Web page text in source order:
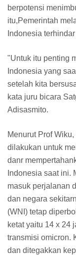
berpotensi
itu,Pemerintah
Indonesia
"Untuk itu penting
Indonesia yang
setelah kita
kata juru bicara
Adisasmito.
Menurut Prof
dilakukan untuk
danr
Indonesia saat ini.
masuk perjalanan
dan negara
(WNI) tetap
ketat yaitu 14 x 24
transmisi omicron.
dan ditegakkan